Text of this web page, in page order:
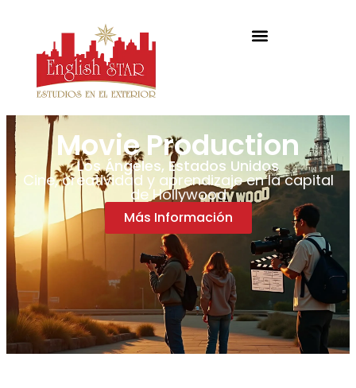
Movie Production
Los Ángeles, Estados Unidos
Cine, creatividad y aprendizaje en la capital
de Hollywood
Más Información